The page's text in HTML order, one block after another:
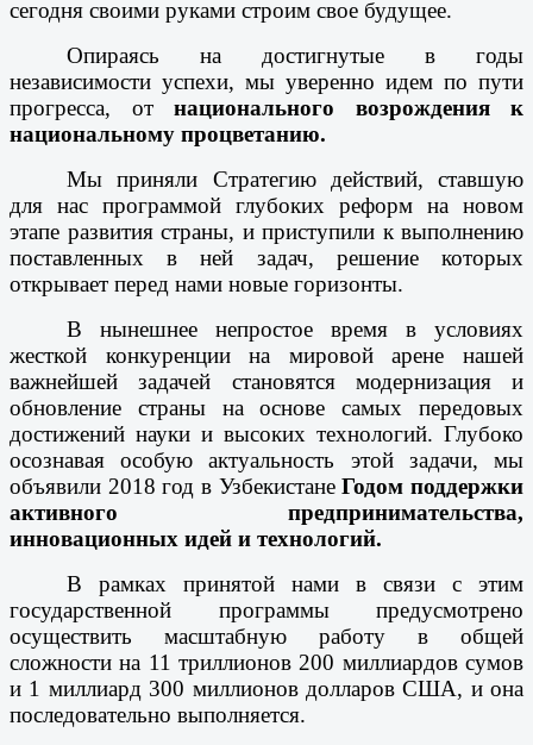
сегодня своими руками строим свое будущее.
Опираясь на достигнутые в годы
независимости успехи, мы уверенно идем по пути
прогресса, от национального возрождения к
национальному процветанию.
Мы приняли Стратегию действий, ставшую
для нас программой глубоких реформ на новом
этапе развития страны, и приступили к выполнению
поставленных в ней задач, решение которых
открывает перед нами новые горизонты.
В нынешнее непростое время в условиях
жесткой конкуренции на мировой арене нашей
важнейшей задачей становятся модернизация и
обновление страны на основе самых передовых
достижений науки и высоких технологий. Глубоко
осознавая особую актуальность этой задачи, мы
объявили 2018 год в УзбекистанеГодом поддержки
активного предпринимательства,
инновационных идей и технологий.
В рамках принятой нами в связи с этим
государственной программы предусмотрено
осуществить масштабную работу в общей
сложности на 11 триллионов 200 миллиардов сумов
и 1 миллиард 300 миллионов долларов США, и она
последовательно выполняется.